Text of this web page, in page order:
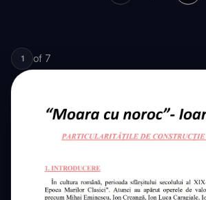
1 of 7